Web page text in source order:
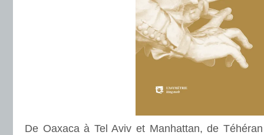
De Oaxaca à Tel Aviv et Manhattan, de